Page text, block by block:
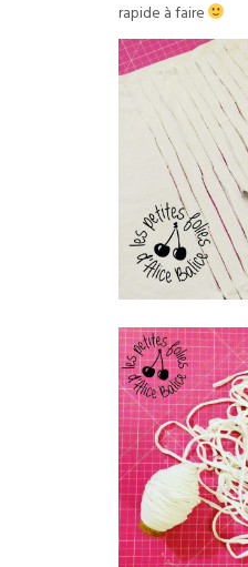
rapide à faire